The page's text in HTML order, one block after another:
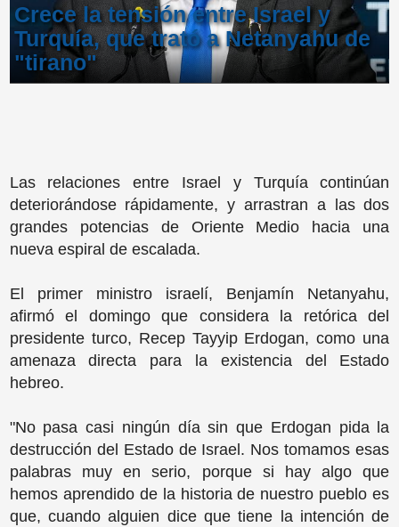
Crece la tensión entre Israel y
Turquía, que trató a Netanyahu de
"tirano"
Las relaciones entre Israel y Turquía continúan
deteriorándose rápidamente, y arrastran a las dos
grandes potencias de Oriente Medio hacia una
nueva espiral de escalada.
El primer ministro israelí, Benjamín Netanyahu,
afirmó el domingo que considera la retórica del
presidente turco, Recep Tayyip Erdogan, como una
amenaza directa para la existencia del Estado
hebreo.
"No pasa casi ningún día sin que Erdogan pida la
destrucción del Estado de Israel. Nos tomamos esas
palabras muy en serio, porque si hay algo que
hemos aprendido de la historia de nuestro pueblo es
que, cuando alguien dice que tiene la intención de